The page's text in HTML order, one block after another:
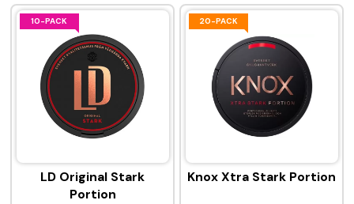
10-PACK
LD Original Stark
Portion
20-PACK
Knox Xtra Stark Portion